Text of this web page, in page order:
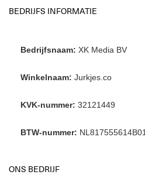
BEDRIJFS INFORMATIE
Bedrijfsnaam: XK Media BV
Winkelnaam: Jurkjes.co
KVK-nummer: 32121449
BTW-nummer: NL817555614B01
ONS BEDRIJF